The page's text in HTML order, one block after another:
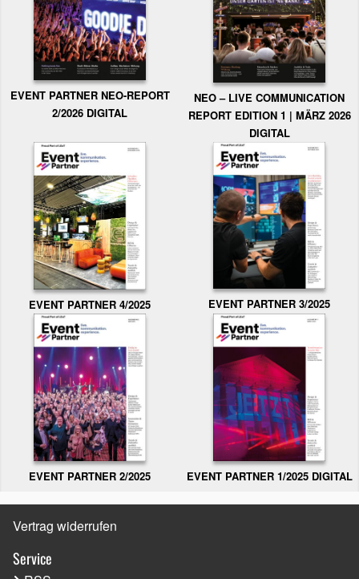
EVENT PARTNER NEO-REPORT
2/2026 DIGITAL
NEO – LIVE COMMUNICATION
REPORT EDITION 1 | MÄRZ 2026
DIGITAL
EVENT PARTNER 4/2025 EVENT PARTNER 3/2025
EVENT PARTNER 2/2025 EVENT PARTNER 1/2025 DIGITAL
Vertrag widerrufen
Service